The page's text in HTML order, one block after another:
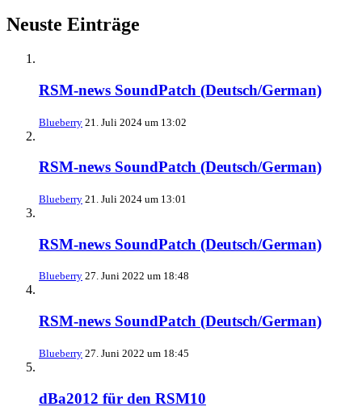
Neuste Einträge
RSM-news SoundPatch (Deutsch/German)
Blueberry 21. Juli 2024 um 13:02
RSM-news SoundPatch (Deutsch/German)
Blueberry 21. Juli 2024 um 13:01
RSM-news SoundPatch (Deutsch/German)
Blueberry 27. Juni 2022 um 18:48
RSM-news SoundPatch (Deutsch/German)
Blueberry 27. Juni 2022 um 18:45
dBa2012 für den RSM10